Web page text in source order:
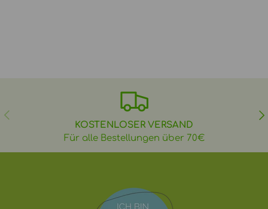
VORHERIGE
KOSTENLOSER VERSAND
Für alle Bestellungen über 70€